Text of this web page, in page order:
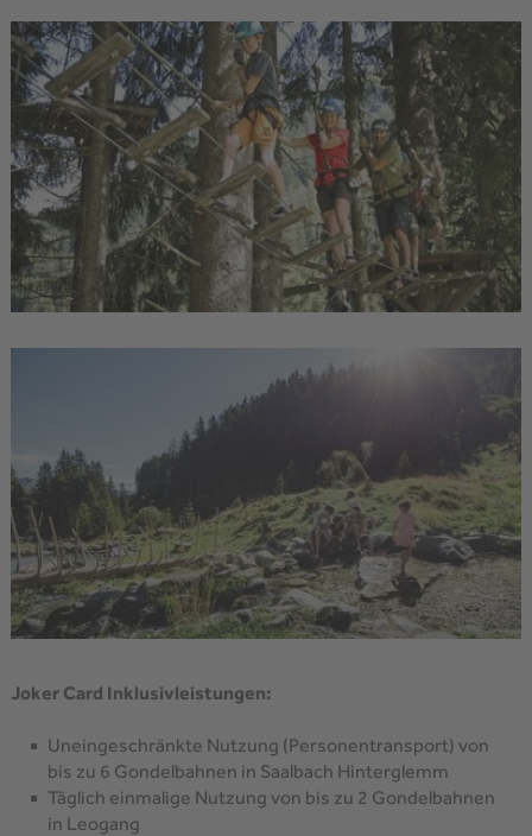
Joker Card Inklusivleistungen:
Uneingeschränkte Nutzung (Personentransport) von
bis zu 6 Gondelbahnen in Saalbach Hinterglemm
Täglich einmalige Nutzung von bis zu 2 Gondelbahnen
in Leogang